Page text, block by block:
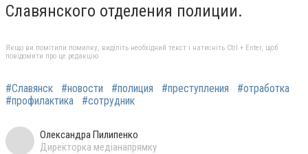
Славянского отделения полиции.
Якщо ви помітили помилку, виділіть необхідний текст і натисніть Ctrl + Enter, щоб
повідомити про це редакцію
#Славянск #новости #полиция #преступления
#отработка
#профилактика
#сотрудник
Олександра Пилипенко
Директорка медіанапрямку